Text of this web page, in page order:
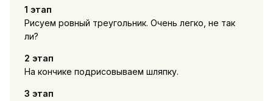
1 этап
Рисуем ровный треугольник. Очень легко, не так
ли?
2 этап
На кончике подрисовываем шляпку.
3 этап